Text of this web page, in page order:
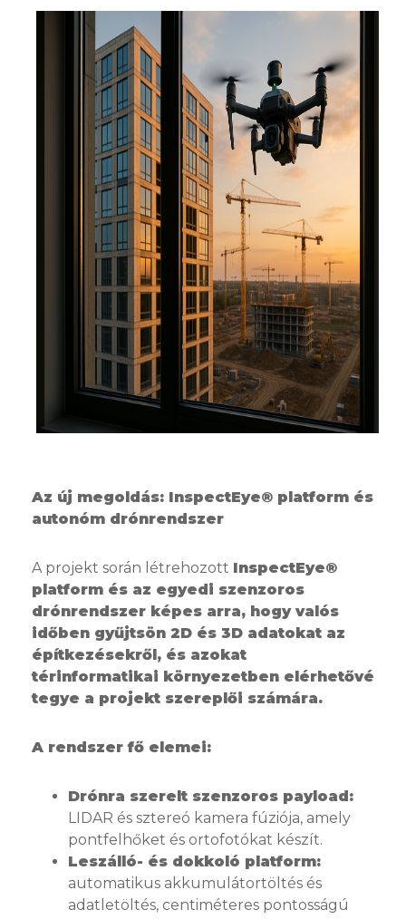
Az új megoldás: InspectEye® platform és
autonóm drónrendszer
A projekt során létrehozott InspectEye®
platform és az egyedi szenzoros
drónrendszer képes arra, hogy valós
időben gyűjtsön 2D és 3D adatokat az
építkezésekről, és azokat
térinformatikai környezetben elérhetővé
tegye a projekt szereplői számára.
A rendszer fő elemei:
Drónra szerelt szenzoros payload:
LIDAR és sztereó kamera fúziója, amely
pontfelhőket és ortofotókat készít.
Leszálló- és dokkoló platform:
automatikus akkumulátortöltés és
adatletöltés, centiméteres pontosságú